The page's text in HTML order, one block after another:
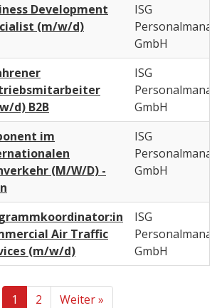
Development
(m/w/d)
ISG
GmbH
d) B2B
ISG
GmbH
im
(M/W/D) -
ISG
GmbH
Air Traffic
(m/w/d)
ISG
GmbH
1 2 Weiter »